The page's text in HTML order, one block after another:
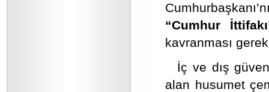
“Cumhur
kavranması
İç ve dış
alan husumet